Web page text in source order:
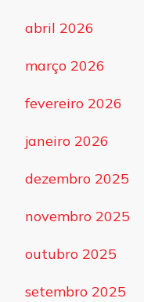
abril 2026
março 2026
fevereiro 2026
janeiro 2026
dezembro 2025
novembro 2025
outubro 2025
setembro 2025